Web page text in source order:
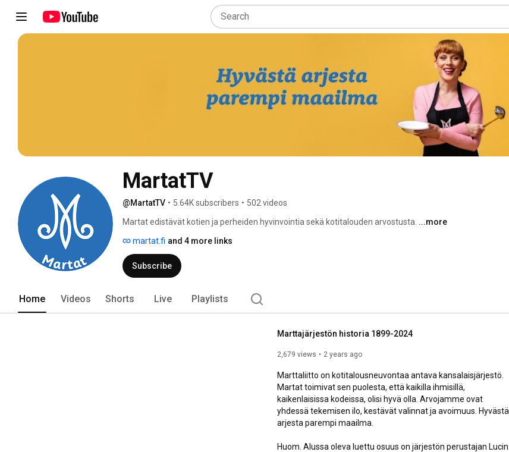
MartatTV
@MartatTV • 5.64K subscribers • 502 videos
Martat edistävät kotien ja perheiden hyvinvointia sekä kotitalouden arvostusta. ...more
martat.fi and 4 more links
Subscribe
Home Videos Shorts Live Playlists
Marttajärjestön historia 1899-2024
2,679 views 2 years ago
Marttaliitto on kotitalousneuvontaa antava kansalaisjärjestö.
Martat toimivat sen puolesta, että kaikilla ihmisillä,
kaikenlaisissa kodeissa, olisi hyvä olla. Arvojamme ovat
yhdessä tekemisen ilo, kestävät valinnat ja avoimuus. Hyvästä
arjesta parempi maailma.
Huom. Alussa oleva luettu osuus on järjestön perustajan Lucina